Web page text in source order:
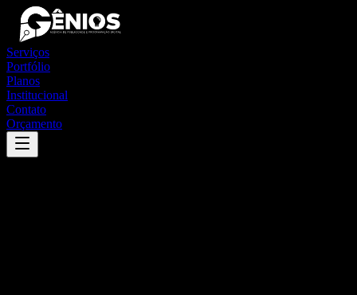
Serviços
Portfólio
Planos
Institucional
Contato
Orçamento